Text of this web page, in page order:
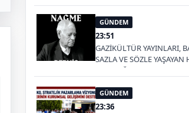
GÜNDEM
23:51
GAZİKÜLTÜR YAYINLARI,
SAZLA VE SÖZLE
GELECEĞE TAŞIYOR
GÜNDEM
23:36